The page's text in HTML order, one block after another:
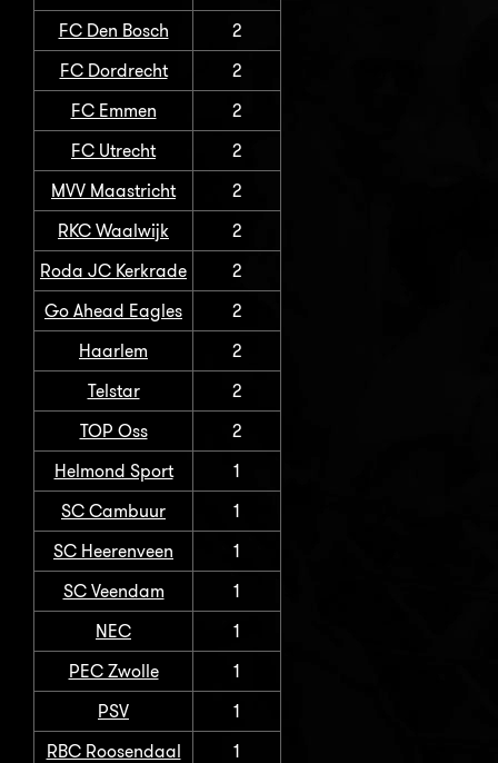
FC Den Bosch
2
FC Dordrecht
2
FC Emmen
2
FC Utrecht
2
MVV Maastricht
2
RKC Waalwijk
2
Roda JC Kerkrade
2
Go Ahead Eagles
2
Haarlem
2
Telstar
2
TOP Oss
2
Helmond Sport
1
SC Cambuur
1
SC Heerenveen
1
SC Veendam
1
NEC
1
PEC Zwolle
1
PSV
1
RBC Roosendaal
1